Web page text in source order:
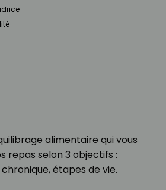
alimentaire qui vous
repas selon 3 objectifs :
étapes de vie.